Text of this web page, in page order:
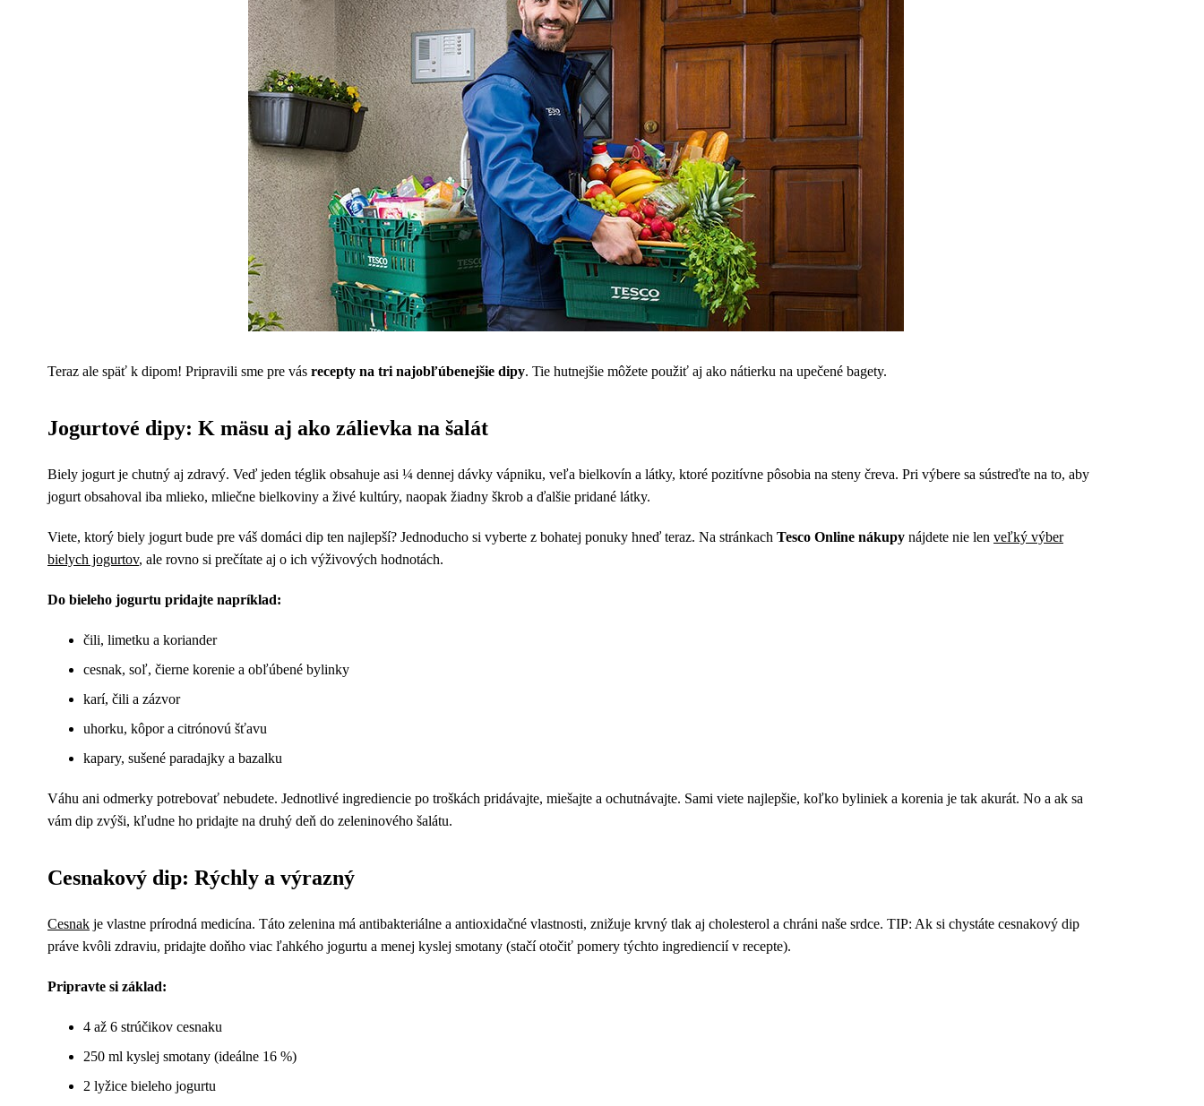
Teraz ale späť k dipom! Pripravili sme pre vás recepty na tri najobľúbenejšie dipy. Tie hutnejšie môžete použiť aj ako nátierku na upečené bagety.
Jogurtové dipy: K mäsu aj ako zálievka na šalát
Biely jogurt je chutný aj zdravý. Veď jeden téglik obsahuje asi ¼ dennej dávky vápniku, veľa bielkovín a látky, ktoré pozitívne pôsobia na steny čreva. Pri výbere sa sústreďte na to, aby
jogurt obsahoval iba mlieko, mliečne bielkoviny a živé kultúry, naopak žiadny škrob a ďalšie pridané látky.
Viete, ktorý biely jogurt bude pre váš domáci dip ten najlepší? Jednoducho si vyberte z bohatej ponuky hneď teraz. Na stránkach Tesco Online nákupy nájdete nie len veľký výber
bielych jogurtov, ale rovno si prečítate aj o ich výživových hodnotách.
Do bieleho jogurtu pridajte napríklad:
čili, limetku a koriander
cesnak, soľ, čierne korenie a obľúbené bylinky
karí, čili a zázvor
uhorku, kôpor a citrónovú šťavu
kapary, sušené paradajky a bazalku
Váhu ani odmerky potrebovať nebudete. Jednotlivé ingrediencie po troškách pridávajte, miešajte a ochutnávajte. Sami viete najlepšie, koľko byliniek a korenia je tak akurát. No a ak sa
vám dip zvýši, kľudne ho pridajte na druhý deň do zeleninového šalátu.
Cesnakový dip: Rýchly a výrazný
Cesnak je vlastne prírodná medicína. Táto zelenina má antibakteriálne a antioxidačné vlastnosti, znižuje krvný tlak aj cholesterol a chráni naše srdce. TIP: Ak si chystáte cesnakový dip
práve kvôli zdraviu, pridajte doňho viac ľahkého jogurtu a menej kyslej smotany (stačí otočiť pomery týchto ingrediencií v recepte).
Pripravte si základ:
4 až 6 strúčikov cesnaku
250 ml kyslej smotany (ideálne 16 %)
2 lyžice bieleho jogurtu